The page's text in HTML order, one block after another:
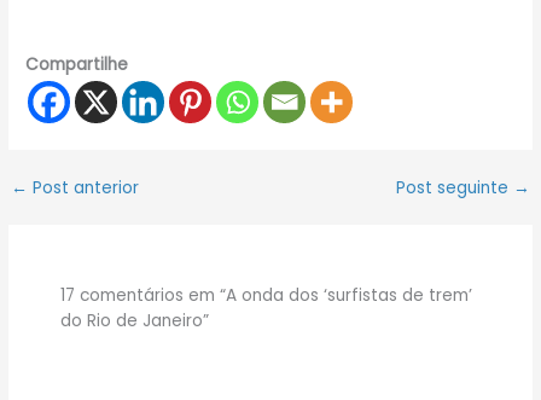
Compartilhe
← Post anterior Post seguinte →
17 comentários em “A onda dos ‘surfistas de trem’
do Rio de Janeiro”